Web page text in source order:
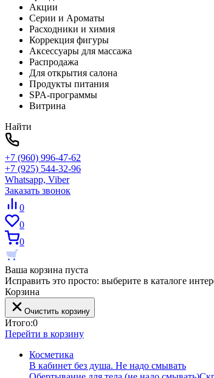
Акции
Серии и Ароматы
Расходники и химия
Коррекция фигуры
Аксессуары для массажа
Распродажа
Для открытия салона
Продукты питания
SPA-программы
Витрина
Найти
+7 (960) 996-47-62
+7 (925) 544-32-96
Whatsapp, Viber
Заказать звонок
0
0
0
Ваша корзина пуста
Исправить это просто: выберите в каталоге
Корзина
Очистить корзину
Итого:0
Перейти в корзину
Косметика
В кабинет без душа. Не надо смывать